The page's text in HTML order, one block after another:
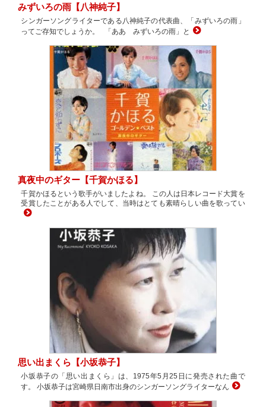
みずいろの雨【八神純子】
シンガーソングライターである八神純子の代表曲、「みずいろの雨」
ってご存知でしょうか。 「ああ みずいろの雨」と
真夜中のギター【千賀かほる】
千賀かほるという歌手がいましたよね。 この人は日本レコード大賞を
受賞したことがある人でして、当時はとても素晴らしい曲を歌ってい
思い出まくら【小坂恭子】
小坂恭子の「思い出まくら」は、1975年5月25日に発売された曲で
す。 小坂恭子は宮崎県日南市出身のシンガーソングライターなん